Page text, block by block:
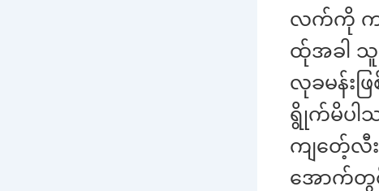
လက်ကို က
ထ်ုအခါ
လုခမန်း
ရွိုက်မိပါ
ကျတေ့်လီ
အောက်တွ